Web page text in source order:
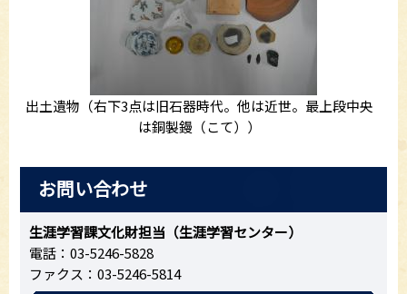
出土遺物（右下3点は旧石器時代。他は近世。最上段中央
は銅製鏝（こて））
お問い合わせ
生涯学習課文化財担当（生涯学習センター）
電話：03-5246-5828
ファクス：03-5246-5814